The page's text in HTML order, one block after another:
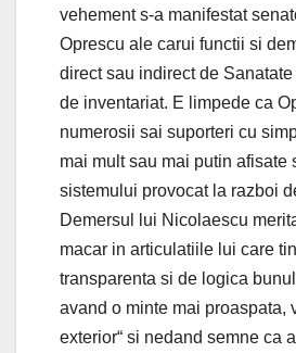
vehement s-a manifestat
Oprescu ale carui functii si
direct sau indirect de
de inventariat. E limpede ca
numerosii sai suporteri cu
mai mult sau mai putin afisate
sistemului provocat la razboi
Demersul lui Nicolaescu
macar in articulatiile lui care
transparenta si de logica
avand o minte mai proaspata,
exterior“ si nedand semne ca